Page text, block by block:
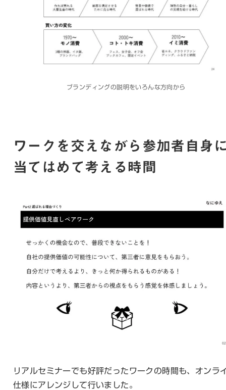
ブランディングの説明をいろんな方向から
ワークを交えながら参加者自身
当てはめて考える時間
リアルセミナーでも好評だったワークの時間も、オンラ
仕様にアレンジして行いました。